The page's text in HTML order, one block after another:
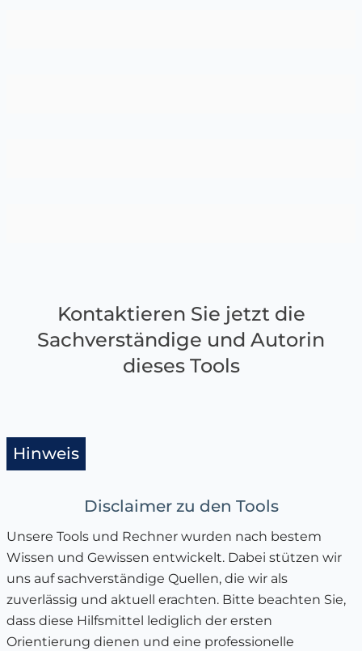
Kontaktieren Sie jetzt die
Sachverständige und Autorin
dieses Tools
Hinweis
Disclaimer zu den Tools
Unsere Tools und Rechner wurden nach bestem
Wissen und Gewissen entwickelt. Dabei stützen wir
uns auf sachverständige Quellen, die wir als
zuverlässig und aktuell erachten. Bitte beachten Sie,
dass diese Hilfsmittel lediglich der ersten
Orientierung dienen und eine professionelle